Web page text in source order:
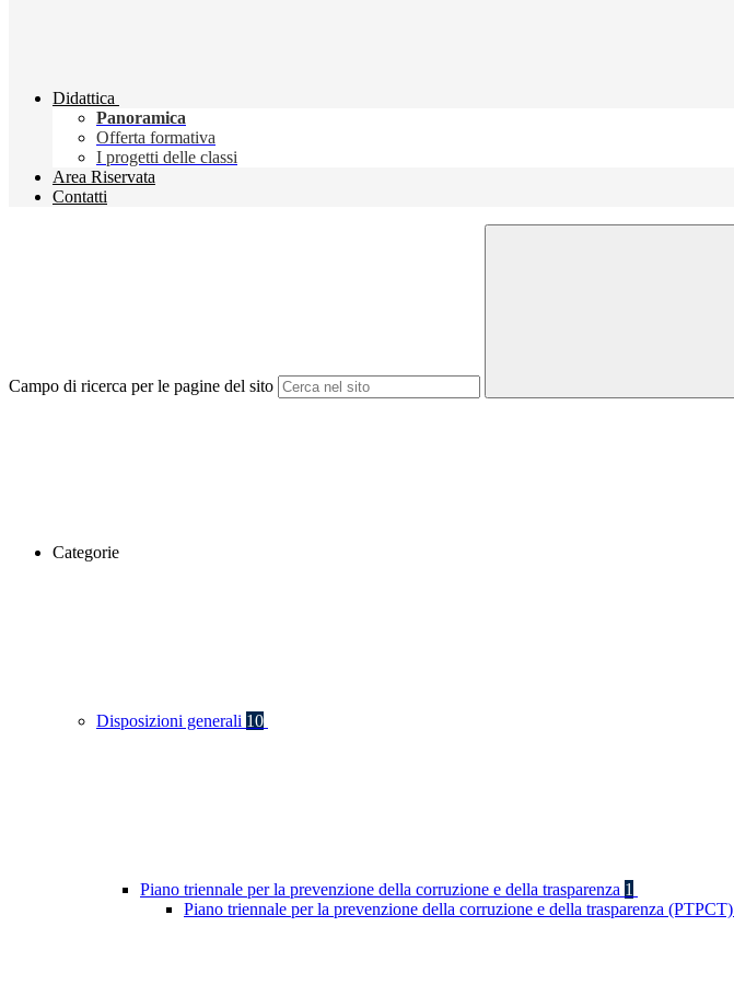
Didattica
Panoramica
Offerta formativa
I progetti delle classi
Area Riservata
Contatti
Campo di ricerca per le pagine del sito
Categorie
Disposizioni generali 10
Piano triennale per la prevenzione della corruzione e della trasparenza 1
Piano triennale per la prevenzione della corruzione e della trasparenza (PTPCT)